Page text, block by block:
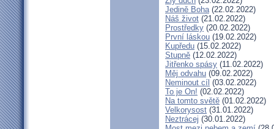
Jedině Boha(22.02.2022)
Náš život (21.02.2022)
Prostředky (20.02.2022)
První láskou (19.02.2022)
Kupředu (15.02.2022)
Stupně (12.02.2022)
Jitřenko spásy (11.02.2022)
Měj odvahu (09.02.2022)
Neminout cíl (03.02.2022)
To je On! (02.02.2022)
Na tomto světě (01.02.2022)
Velkorysost (31.01.2022)
Neztrácej (30.01.2022)